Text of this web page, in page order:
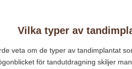
Vilka typer av
veta om de typer av tandimplantat
för tandutdragning skiljer